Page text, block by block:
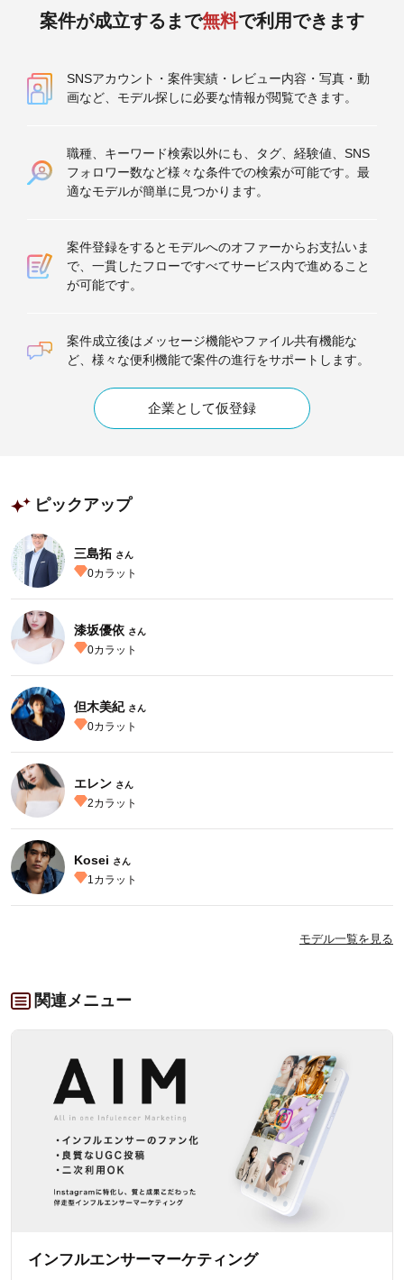
案件が成立するまで無料で利用できます
SNSアカウント・案件実績・レビュー内容・写真・動
画など、モデル探しに必要な情報が閲覧できます。
職種、キーワード検索以外にも、タグ、経験値、SNS
フォロワー数など様々な条件での検索が可能です。最
適なモデルが簡単に見つかります。
案件登録をするとモデルへのオファーからお支払いま
で、一貫したフローですべてサービス内で進めること
が可能です。
案件成立後はメッセージ機能やファイル共有機能な
ど、様々な便利機能で案件の進行をサポートします。
企業として仮登録
ピックアップ
三島拓 さん
0カラット
漆坂優依 さん
0カラット
但木美紀 さん
0カラット
エレン さん
2カラット
Kosei さん
1 カラット
モデル一覧を見る
関連メニュー
インフルエンサーマーケティング